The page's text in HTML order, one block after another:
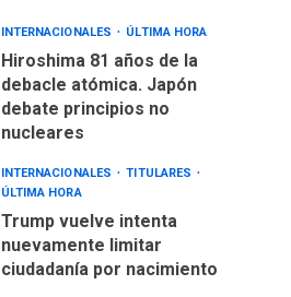
INTERNACIONALES ÚLTIMA HORA
Hiroshima 81 años de la
debacle atómica. Japón
debate principios no
nucleares
INTERNACIONALES
TITULARES
ÚLTIMA HORA
Trump vuelve intenta
nuevamente limitar
ciudadanía por nacimiento